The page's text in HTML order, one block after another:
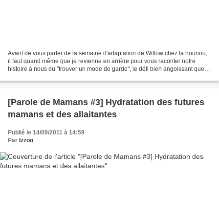
Avant de vous parler de la semaine d'adaptation de Willow chez la nounou,
il faut quand même que je revienne en arrière pour vous raconter notre
histoire à nous du "trouver un mode de garde", le défi bien angoissant que
[Parole de Mamans #3] Hydratation des futures
mamans et des allaitantes
Publié le 14/09/2011 à 14:59
Par Izzoo